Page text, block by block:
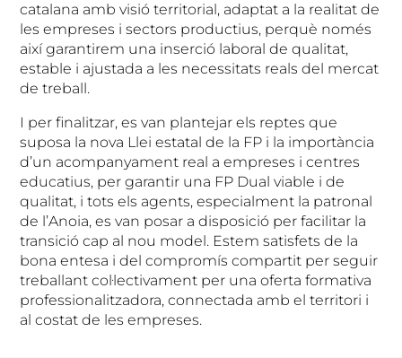
catalana amb visió territorial, adaptat a la realitat de
les empreses i sectors productius, perquè només
així garantirem una inserció laboral de qualitat,
estable i ajustada a les necessitats reals del mercat
de treball.
I per finalitzar, es van plantejar els reptes que
suposa la nova Llei estatal de la FP i la importància
d’un acompanyament real a empreses i centres
educatius, per garantir una FP Dual viable i de
qualitat, i tots els agents, especialment la patronal
de l’Anoia, es van posar a disposició per facilitar la
transició cap al nou model. Estem satisfets de la
bona entesa i del compromís compartit per seguir
treballant col·lectivament per una oferta formativa
professionalitzadora, connectada amb el territori i
al costat de les empreses.